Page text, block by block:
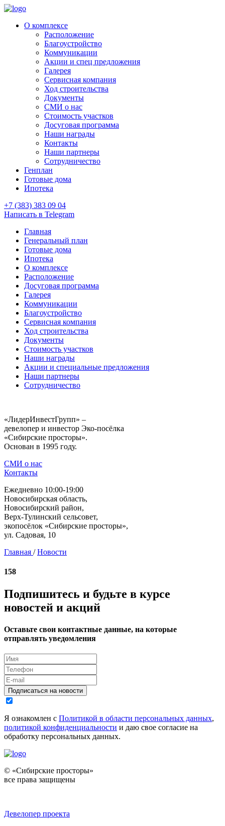
О комплексе
Расположение
Благоустройство
Коммуникации
Акции и спец предложения
Галерея
Сервисная компания
Ход строительства
Документы
СМИ о нас
Стоимость участков
Досуговая программа
Наши награды
Контакты
Наши партнеры
Сотрудничество
Генплан
Готовые дома
Ипотека
+7 (383) 383 09 04
Написать в Telegram
Главная
Генеральный план
Готовые дома
Ипотека
О комплексе
Расположение
Досуговая программа
Галерея
Коммуникации
Благоустройство
Сервисная компания
Ход строительства
Документы
Стоимость участков
Наши награды
Акции и специальные предложения
Наши партнеры
Сотрудничество
«ЛидерИнвестГрупп» –
девелопер и инвестор Эко-посёлка
«Сибирские просторы».
Основан в 1995 году.
СМИ о нас
Контакты
Ежедневно 10:00-19:00
Новосибирская область,
Новосибирский район,
Верх-Тулинский сельсовет,
экопосёлок «Сибирские просторы»,
ул. Садовая, 10
Главная / Новости
158
Подпишитесь и будьте в курсе
новостей и акций
Оставьте свои контактные данные, на которые
отправлять уведомления
Подписаться на новости
Я ознакомлен с Политикой в области персональных данных,
политикой конфиденциальности и даю свое согласие на
обработку персональных данных.
© «Сибирские просторы»
все права защищены
Девелопер проекта